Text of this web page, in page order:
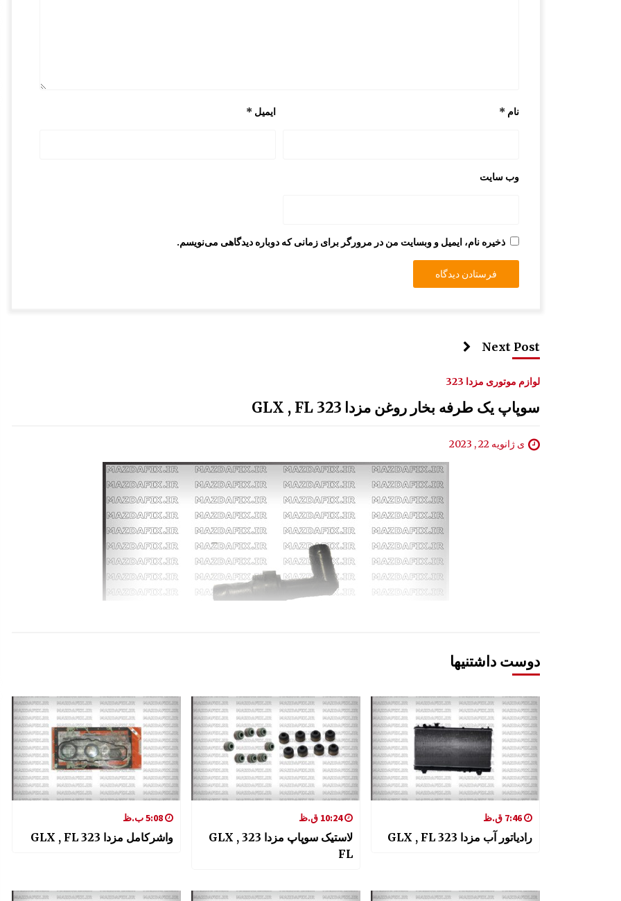
نام * ایمیل *
وب‌ سایت
ذخیره نام، ایمیل و وبسایت من در مرورگر برای زمانی که دوباره دیدگاهی می‌نویسم.
Next Post
لوازم موتوری مزدا 323
سوپاپ یک طرفه بخار روغن مزدا 323 GLX , FL
ی ژانویه 22 , 2023
دوست داشتنیها
رادیاتور آب مزدا 323 GLX , FL
10:24 ق.ظ
لاستیک سوپاپ مزدا 323 GLX ,
FL
5:08 ب.ظ
واشرکامل مزدا 323 GLX , FL